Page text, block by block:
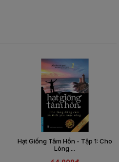
Hạt Giống Tâm Hồn - Tập 1: Cho
Lòng ...